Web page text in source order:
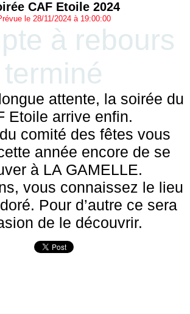
CAF Etoile 2024
le 28/11/2024 à 19:00:00
à rebours
terminé
attente, la soirée du
Etoile arrive enfin.
comité des fêtes vous
année encore de se
à LA GAMELLE.
vous connaissez le lieu
Pour d’autre ce sera
de le découvrir.